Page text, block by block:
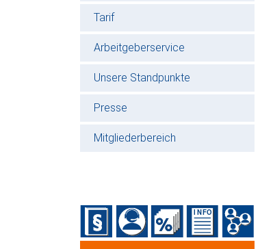
Tarif
Arbeitgeberservice
Unsere Standpunkte
Presse
Mitgliederbereich